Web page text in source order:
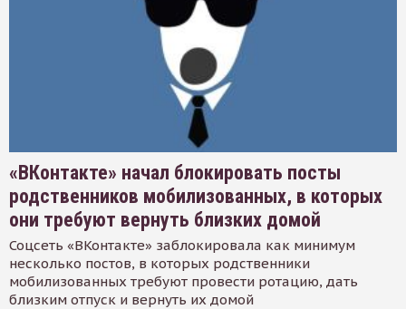
«ВКонтакте» начал блокировать посты
родственников мобилизованных, в которых
они требуют вернуть близких домой
Соцсеть «ВКонтакте» заблокировала как минимум
несколько постов, в которых родственники
мобилизованных требуют провести ротацию, дать
близким отпуск и вернуть их домой